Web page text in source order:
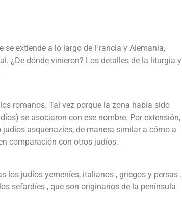
se extiende a lo largo de Francia y Alemania,
¿De dónde vinieron? Los detalles de la liturgia y
romanos. Tal vez porque la zona había sido
se asociaron con ese nombre. Por extensión,
asquenazíes, de manera similar a cómo a
comparación con otros judíos.
los judíos yemeníes, italianos , griegos y persas .
sefardíes , que son originarios de la península